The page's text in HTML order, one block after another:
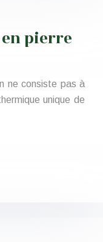
pierre
ne consiste pas à
unique de